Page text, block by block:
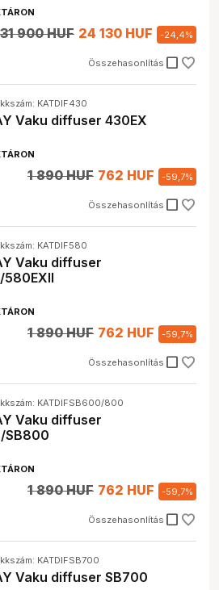
Összehasonlítás check_box_outline_blank
31 900 HUF 24 130 HUF -24,4%
KATDIF430
Vaku diffuser 430EX
Összehasonlítás check_box_outline_blank
1 890 HUF 762 HUF -59,7%
KATDIF580
Vaku diffuser
580EXII
Összehasonlítás check_box_outline_blank
1 890 HUF 762 HUF -59,7%
KATDIFSB600/800
Vaku diffuser
SB800
Összehasonlítás check_box_outline_blank
1 890 HUF 762 HUF -59,7%
KATDIFSB700
Vaku diffuser SB700